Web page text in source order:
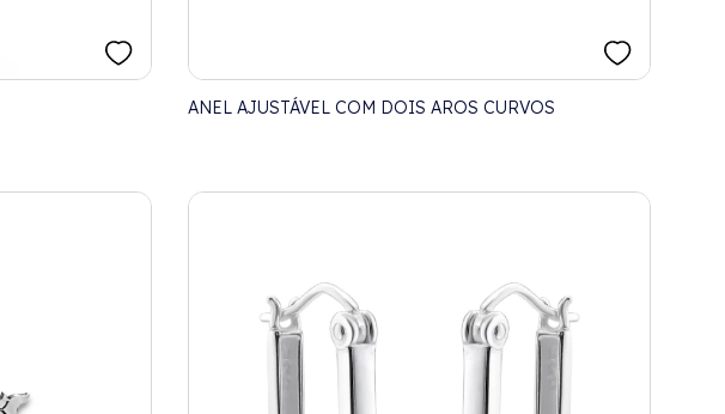
ANEL AJUSTÁVEL COM DOIS AROS CURVOS